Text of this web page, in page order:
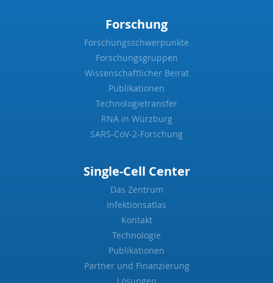
Forschung
Forschungsschwerpunkte
Forschungsgruppen
Wissenschaftlicher Beirat
Publikationen
Technologietransfer
RNA in Würzburg
SARS-CoV-2-Forschung
Single-Cell Center
Das Zentrum
Infektionsatlas
Kontakt
Technologie
Publikationen
Partner und Finanzierung